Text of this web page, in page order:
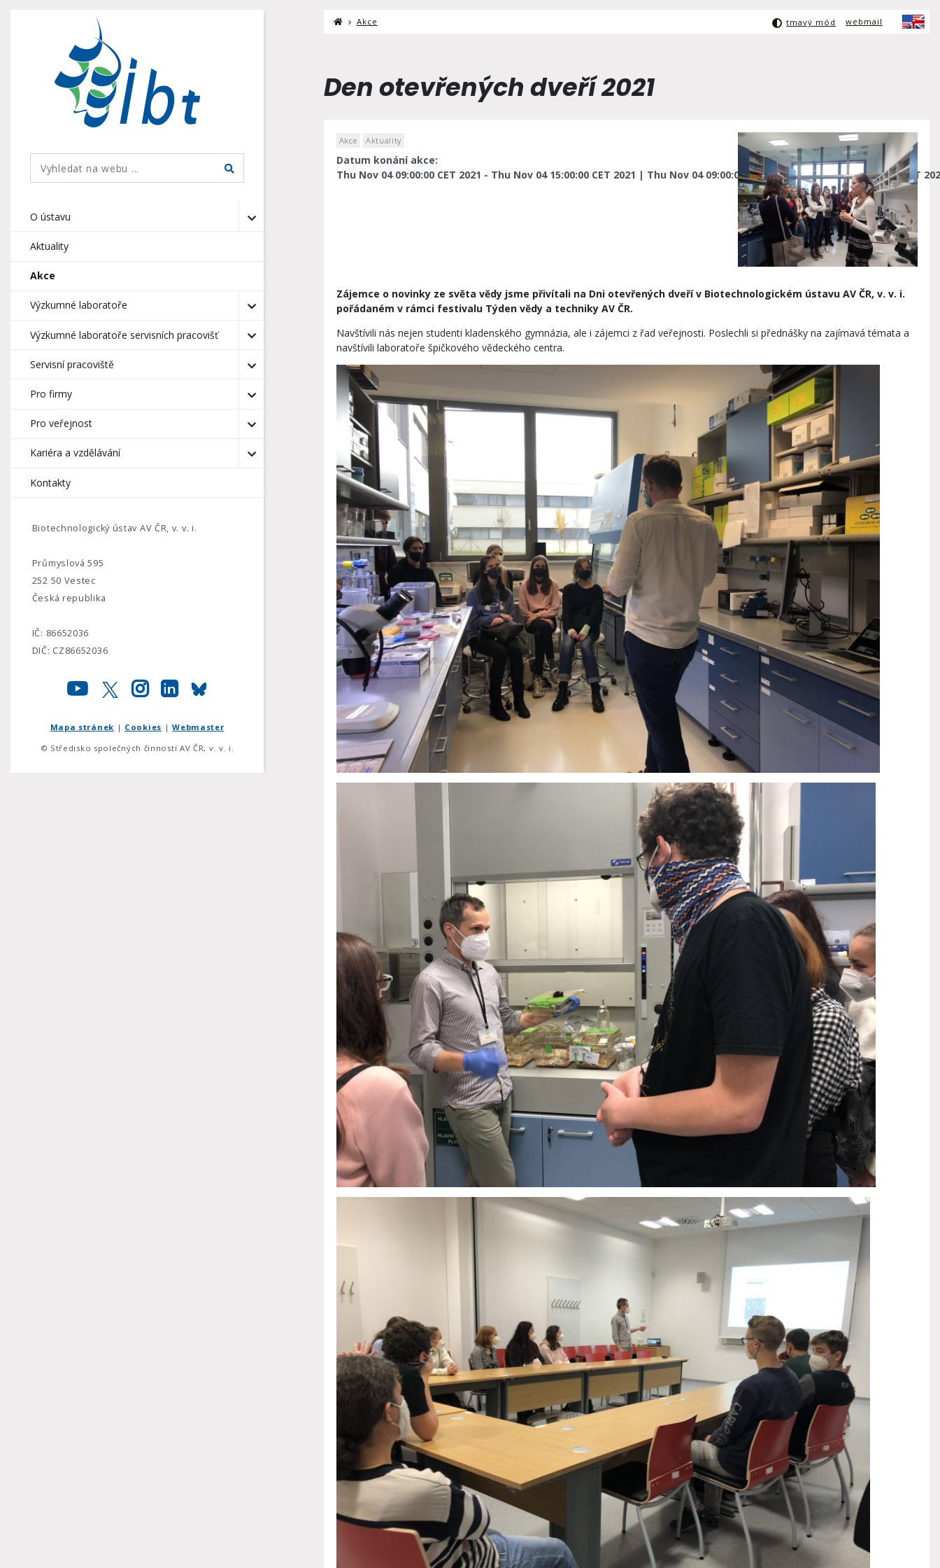
O ústavu
Aktuality
Akce
Výzkumné laboratoře
Výzkumné laboratoře servisních pracovišť
Servisní pracoviště
Pro firmy
Pro veřejnost
Kariéra a vzdělávání
Kontakty
Biotechnologický ústav AV ČR, v. v. i.
Průmyslová 595
252 50 Vestec
Česká republika
IČ: 86652036
DIČ: CZ86652036
Mapa stránek | Cookies |Webmaster
© Středisko společných činností AV ČR, v. v. i.
Akce tmavý mód webmail
Den otevřených dveří 2021
Akce Aktuality
Datum konání akce:
Thu Nov 04 09:00:00 CET 2021 - Thu Nov 04 15:00:00 CET 2021 | Thu Nov 04 09:00:00 CET 2021 - Thu Nov 04 15:00:00 CET
Zájemce o novinky ze světa vědy jsme přivítali na Dni otevřených dveří vBiotechnologickém ústavu AV ČR, v. v. i.
pořádaném v rámci festivalu Týden vědy a techniky AV ČR.
Navštívili nás nejen studenti kladenského gymnázia, ale i zájemci z řad veřejnosti. Poslechli si přednášky na zajímavá témata a
navštívili laboratoře špičkového vědeckého centra.